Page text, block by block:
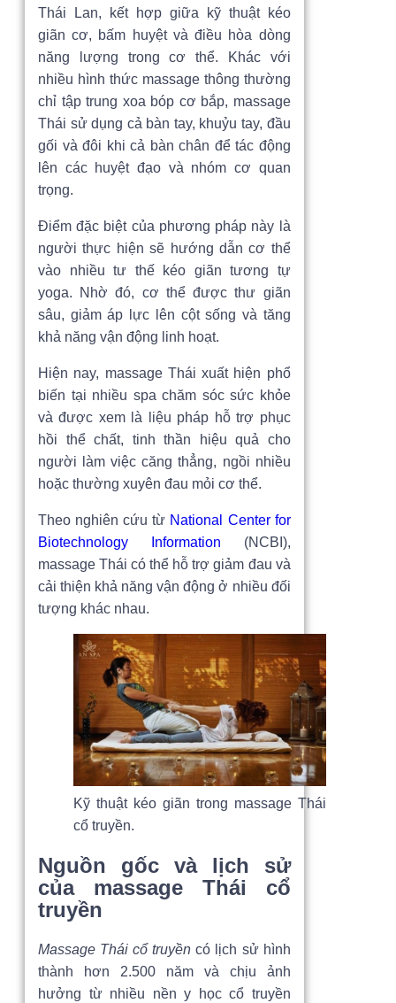
Thái Lan, kết hợp giữa kỹ thuật kéo
giãn cơ, bấm huyệt và điều hòa dòng
năng lượng trong cơ thể. Khác với
nhiều hình thức massage thông thường
chỉ tập trung xoa bóp cơ bắp, massage
Thái sử dụng cả bàn tay, khuỷu tay, đầu
gối và đôi khi cả bàn chân để tác động
lên các huyệt đạo và nhóm cơ quan
trọng.
Điểm đặc biệt của phương pháp này là
người thực hiện sẽ hướng dẫn cơ thể
vào nhiều tư thế kéo giãn tương tự
yoga. Nhờ đó, cơ thể được thư giãn
sâu, giảm áp lực lên cột sống và tăng
khả năng vận động linh hoạt.
Hiện nay, massage Thái xuất hiện phổ
biến tại nhiều spa chăm sóc sức khỏe
và được xem là liệu pháp hỗ trợ phục
hồi thể chất, tinh thần hiệu quả cho
người làm việc căng thẳng, ngồi nhiều
hoặc thường xuyên đau mỏi cơ thể.
Theo nghiên cứu từ National Center for
Biotechnology Information (NCBI),
massage Thái có thể hỗ trợ giảm đau và
cải thiện khả năng vận động ở nhiều đối
tượng khác nhau.
Kỹ thuật kéo giãn trong massage Thái
cổ truyền.
Nguồn gốc và lịch sử
của massage Thái cổ
truyền
Massage Thái cổ truyền có lịch sử hình
thành hơn 2.500 năm và chịu ảnh
hưởng từ nhiều nền y học cổ truyền